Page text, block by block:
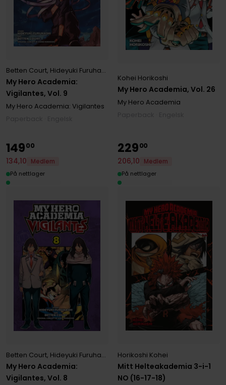
My Hero Academia:
Vigilantes, Vol. 9
Betten Court, Hideyuki Furuhashi
My Hero Academia: Vigilantes
My Hero Academia, Vol. 26
Kohei Horikoshi
My Hero Academia
My Hero Academia:
Vigilantes, Vol. 8
Betten Court, Hideyuki Furuhashi Kohei Horikoshi
14900
134,10
Medlem
På nettlager
Mitt Helteakademia 3-i-1
NO (16-17-18)
Horikoshi Kohei
22900
206,10
Medlem
På nettlager